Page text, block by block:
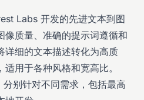
Labs 开发的先进文本到图
像质量、准确的提示词遵循和
详细的文本描述转化为高质
用于各种风格和宽高比。
别针对不同需求，包括最高